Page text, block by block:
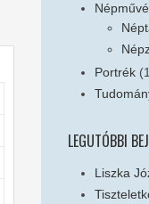
Portrék
LEGUTÓBBI
Liszka